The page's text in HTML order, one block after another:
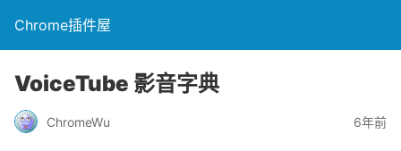
Chrome插件屋
VoiceTube 影音字典
ChromeWu 6年前